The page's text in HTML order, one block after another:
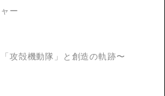
ー
攻殻機動隊」と創造の軌跡〜